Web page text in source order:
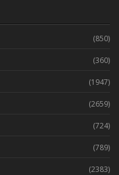
(850)
(360)
(1947)
(2659)
(724)
(789)
(2383)